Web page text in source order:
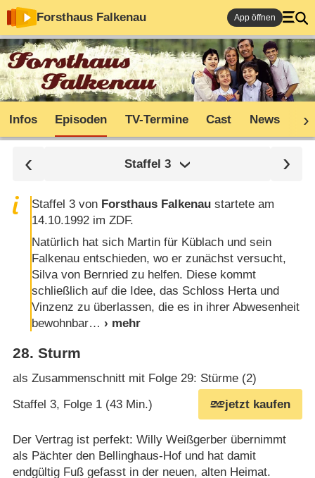
Forsthaus Falkenau App öffnen
Infos Episoden TV-Termine Cast News
Staffel 3
Staffel 3 von Forsthaus Falkenau startete am
14.10.1992 im ZDF.
Natürlich hat sich Martin für Küblach und sein
Falkenau entschieden, wo er zunächst versucht,
Silva von Bernried zu helfen. Diese kommt
schließlich auf die Idee, das Schloss Herta und
Vinzenz zu überlassen, die es in ihrer Abwesenheit
bewohnbar
28. Sturm
als Zusammenschnitt mit Folge 29: Stürme (2)
Staffel 3, Folge 1 (43 Min.)
jetzt kaufen
Der Vertrag ist perfekt: Willy Weißgerber übernimmt
als Pächter den Bellinghaus-Hof und hat damit
endgültig Fuß gefasst in der neuen, alten Heimat.